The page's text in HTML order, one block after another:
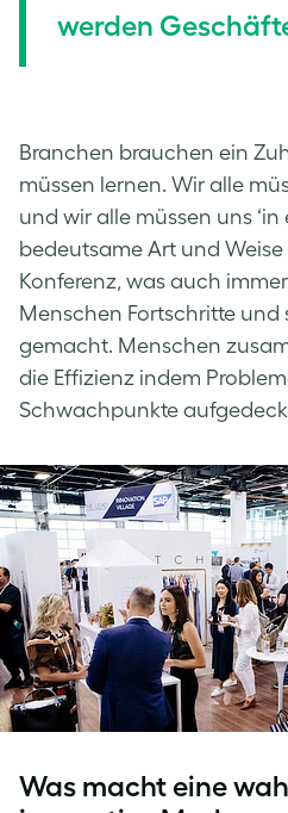
werden
Branchen brauchen ein
müssen lernen. Wir alle
und wir alle müssen uns
bedeutsame Art und Weise
Konferenz, was auch
Menschen Fortschritte und
gemacht. Menschen
die Effizienz indem
Schwachpunkte
Was macht eine